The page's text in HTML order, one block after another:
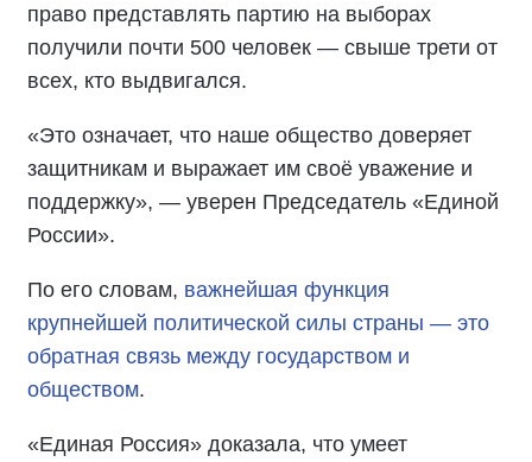
право представлять партию на выборах
получили почти 500 человек — свыше трети от
всех, кто выдвигался.
«Это означает, что наше общество доверяет
защитникам и выражает им своё уважение и
поддержку», — уверен Председатель «Единой
России».
По его словам, важнейшая функция
крупнейшей политической силы страны — это
обратная связь между государством и
обществом.
«Единая Россия» доказала, что умеет